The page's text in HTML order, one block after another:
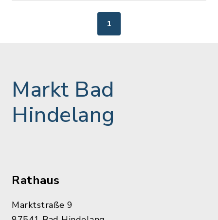
1
Markt Bad
Hindelang
Rathaus
Marktstraße 9